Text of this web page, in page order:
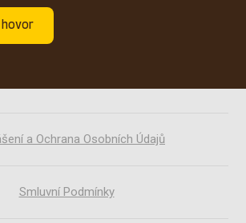
hovor
a Ochrana Osobních Údajů
Smluvní Podmínky